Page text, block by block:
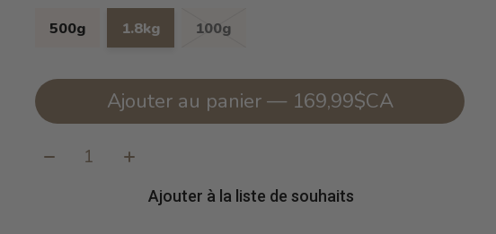
500g 1.8kg 100g
Ajouter au panier — 169,99$CA
Quantité:
Ajouter à la liste de souhaits